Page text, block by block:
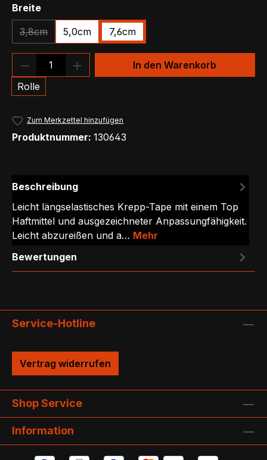
Breiteauswählen
3,8cm
(Diese Option ist zurzeit nicht verfügbar.)
5,0cm 7,6cm
Produkt Anzahl: Gib den
Rolle
In den Warenkorb
Zum Merkzettel hinzufügen
Produktnummer: 130643
Beschreibung
Leicht längselastisches Krepp-Tape mit einem Top
Haftmittel und ausgezeichneter Anpassungfähigkeit.
Leicht abzureißen und a… Mehr
Bewertungen
Service-Hotline
Vertrag widerrufen
Shop Service
Information